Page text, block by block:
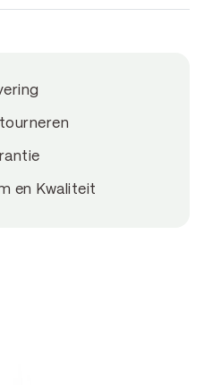
en Kwaliteit